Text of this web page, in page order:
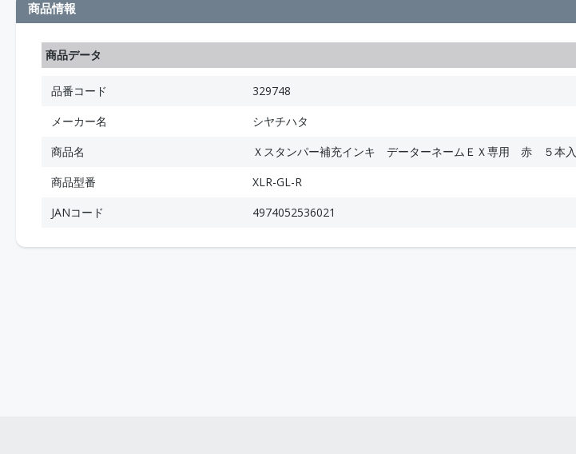
商品情報
商品データ
品番コード
329748
メーカー名
シヤチハタ
商品名
Ｘスタンパー補充インキ データーネームＥＸ専用 赤 ５本入
商品型番
XLR-GL-R
JANコード
4974052536021